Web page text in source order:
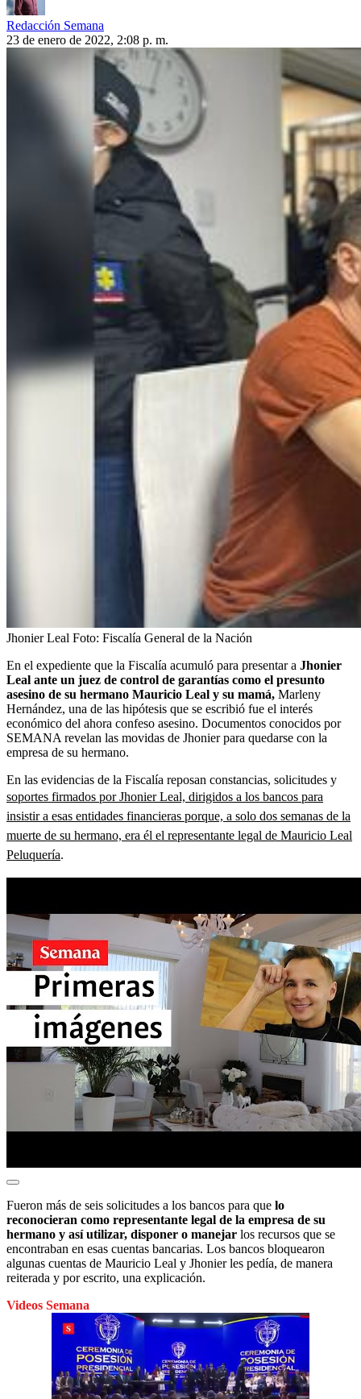
Redacción Semana
23 de enero de 2022, 2:08 p. m.
Jhonier Leal Foto: Fiscalía General de la Nación
En el expediente que la Fiscalía acumuló para presentar a Jhonier
Leal ante un juez de control de garantías como el presunto
asesino de su hermano Mauricio Leal y su mamá, Marleny
Hernández, una de las hipótesis que se escribió fue el interés
económico del ahora confeso asesino. Documentos conocidos por
SEMANA revelan las movidas de Jhonier para quedarse con la
empresa de su hermano.
En las evidencias de la Fiscalía reposan constancias, solicitudes y
soportes firmados por Jhonier Leal, dirigidos a los bancos para
insistir a esas entidades financieras porque, a solo dos semanas de la
muerte de su hermano, era él el representante legal de Mauricio Leal
Peluquería.
Fueron más de seis solicitudes a los bancos para que lo
reconocieran como representante legal de la empresa de su
hermano y así utilizar, disponer o manejar los recursos que se
encontraban en esas cuentas bancarias. Los bancos bloquearon
algunas cuentas de Mauricio Leal y Jhonier les pedía, de manera
reiterada y por escrito, una explicación.
Videos Semana